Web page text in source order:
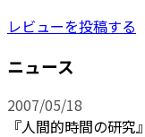
レビューを投稿する
ニュース
2007/05/18
『人間的時間の研